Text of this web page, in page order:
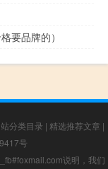
要品牌的）
分类目录 | 精选推荐文章 |
号
说明，我们